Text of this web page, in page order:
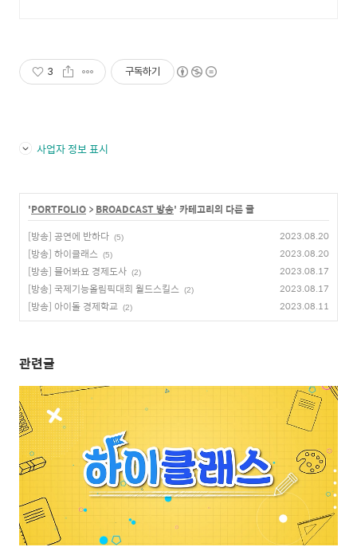
3 구독하기
사업자 정보 표시
'PORTFOLIO > BROADCAST 방송' 카테고리의 다른 글
[방송] 공연에 반하다 (5) 2023.08.20
[방송] 하이클래스 (5) 2023.08.20
[방송] 물어봐요 경제도사 (2) 2023.08.17
[방송] 국제기능올림픽대회 월드스킬스 (2) 2023.08.17
[방송] 아이돌 경제학교 (2) 2023.08.11
관련글